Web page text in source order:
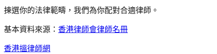
揀選你的法律範疇，我們為你配對合適律師。
基本資料來源： 香港律師會律師名冊
香港搵律師網